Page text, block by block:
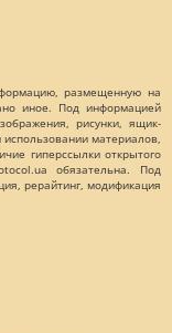
размещенную на
иное. Под информацией
рисунки, ящик-
материалов,
гиперссылки открытого
обязательна. Под
рерайтинг, модификация